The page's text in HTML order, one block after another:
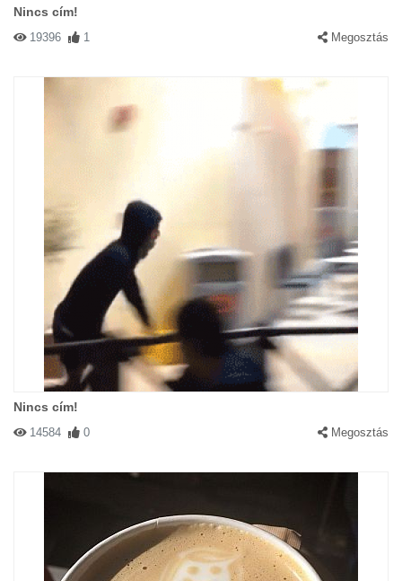
Nincs cím!
19396 1 Megosztás
Nincs cím!
14584 0 Megosztás